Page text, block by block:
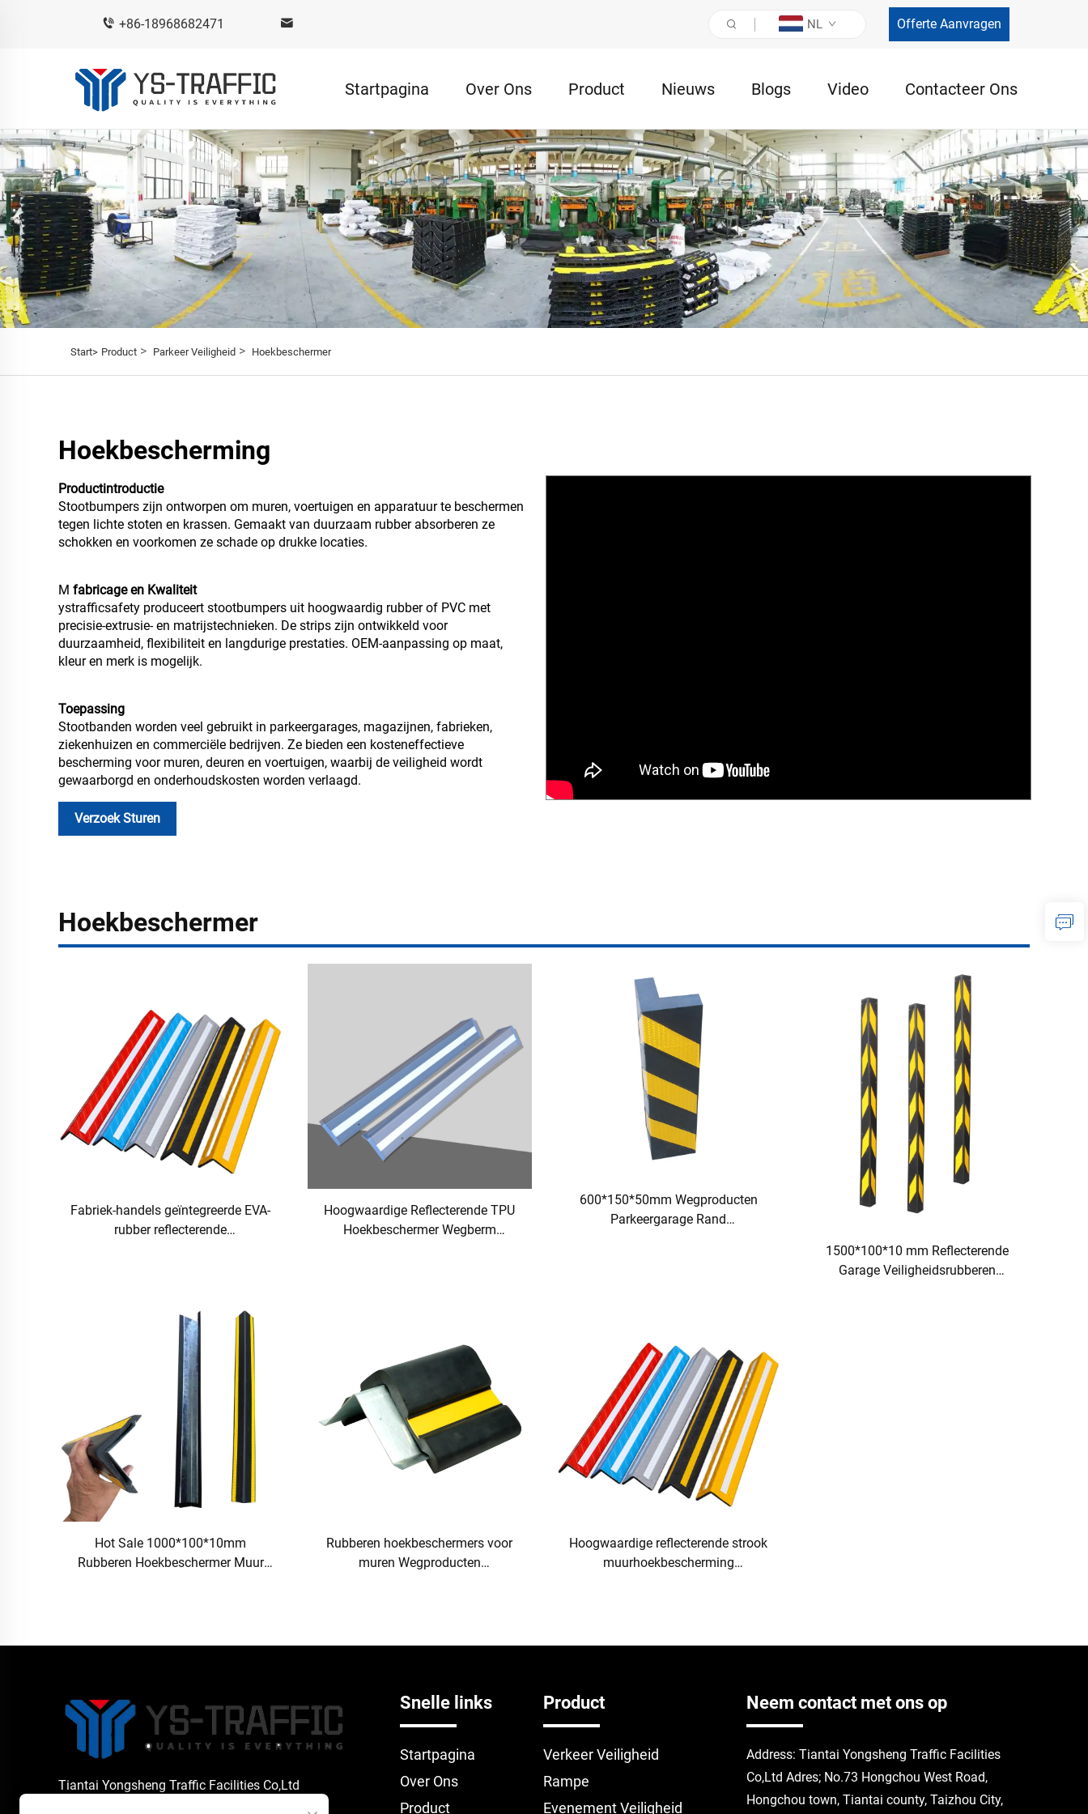
+86-18968682471 NL Offerte Aanvragen
Startpagina Over Ons Product Nieuws Blogs Video Contacteer Ons
Start> Product > Parkeer Veiligheid > Hoekbeschermer
Hoekbescherming
Productintroductie
Stootbumpers zijn ontworpen om muren, voertuigen en apparatuur te beschermen
tegen lichte stoten en krassen. Gemaakt van duurzaam rubber absorberen ze
schokken en voorkomen ze schade op drukke locaties.
M fabricage en Kwaliteit
ystrafficsafety produceert stootbumpers uit hoogwaardig rubber of PVC met
precisie-extrusie- en matrijstechnieken. De strips zijn ontwikkeld voor
duurzaamheid, flexibiliteit en langdurige prestaties. OEM-aanpassing op maat,
kleur en merk is mogelijk.
Toepassing
Stootbanden worden veel gebruikt in parkeergarages, magazijnen, fabrieken,
ziekenhuizen en commerciële bedrijven. Ze bieden een kosteneffectieve
bescherming voor muren, deuren en voertuigen, waarbij de veiligheid wordt
gewaarborgd en onderhoudskosten worden verlaagd.
Verzoek Sturen
Hoekbeschermer
Fabriek-handels geïntegreerde EVA-
rubber reflecterende
Hoogwaardige Reflecterende TPU
Hoekbeschermer Wegberm
600*150*50mm Wegproducten
Parkeergarage Rand
1500*100*10 mm Reflecterende
Garage Veiligheidsrubberen
Hot Sale 1000*100*10mm
Rubberen Hoekbeschermer Muur
Rubberen hoekbeschermers voor
muren Wegproducten
Hoogwaardige reflecterende strook
muurhoekbescherming
Tiantai Yongsheng Traffic Facilities Co,Ltd
Snelle links
Startpagina
Over Ons
Product
Product
Verkeer Veiligheid
Rampe
Evenement Veiligheid
Neem contact met ons op
Address: Tiantai Yongsheng Traffic Facilities
Co,Ltd Adres; No.73 Hongchou West Road,
Hongchou town, Tiantai county, Taizhou City,